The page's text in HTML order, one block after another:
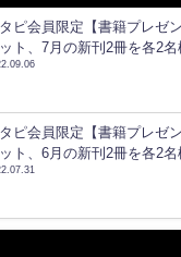
ピ会員限定【書籍プレゼ
ト、7月の新刊2冊を各2名
ピ会員限定【書籍プレゼ
ト、6月の新刊2冊を各2名